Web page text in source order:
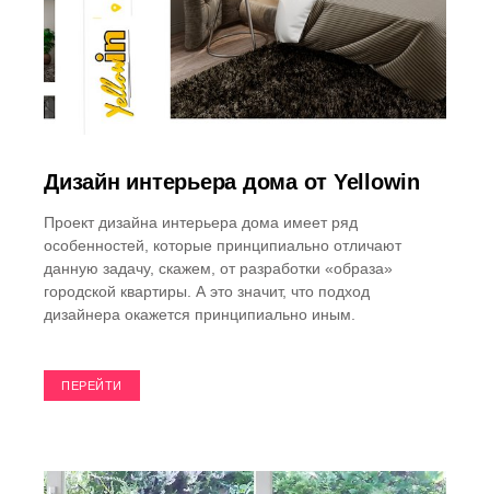
Дизайн интерьера дома от Yellowin
Проект дизайна интерьера дома имеет ряд
особенностей, которые принципиально отличают
данную задачу, скажем, от разработки «образа»
городской квартиры. А это значит, что подход
дизайнера окажется принципиально иным.
ПЕРЕЙТИ